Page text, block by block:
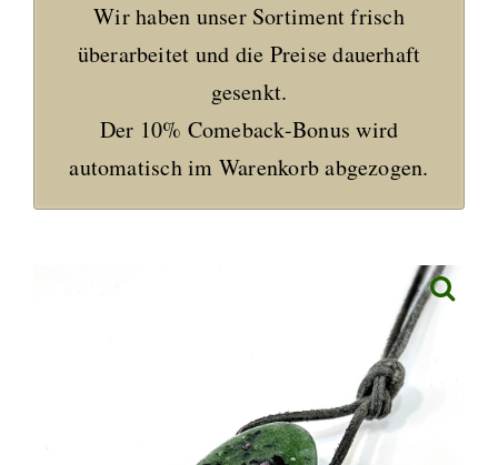
Wir haben unser Sortiment frisch
überarbeitet und die Preise dauerhaft
gesenkt.
Der 10% Comeback-Bonus wird
automatisch im Warenkorb abgezogen.